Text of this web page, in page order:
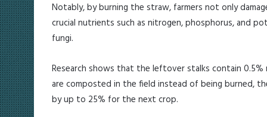
Notably, by burning the straw, farmers not only
crucial nutrients such as nitrogen, phosphorus, and
fungi.
Research shows that the leftover stalks contain
are composted in the field instead of being burned,
by up to 25% for the next crop.